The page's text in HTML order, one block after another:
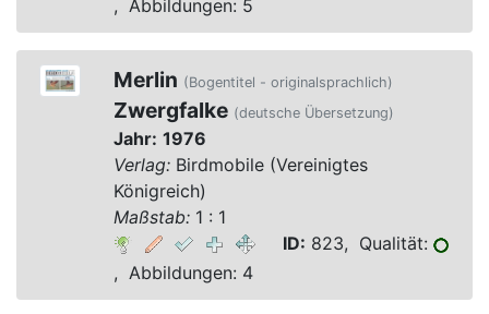
, Abbildungen: 5
Merlin (Bogentitel - originalsprachlich)
Zwergfalke (deutsche Übersetzung)
Jahr: 1976
Verlag:Birdmobile (Vereinigtes
Königreich)
Maßstab:1 : 1
ID: 823, Qualität:
, Abbildungen: 4